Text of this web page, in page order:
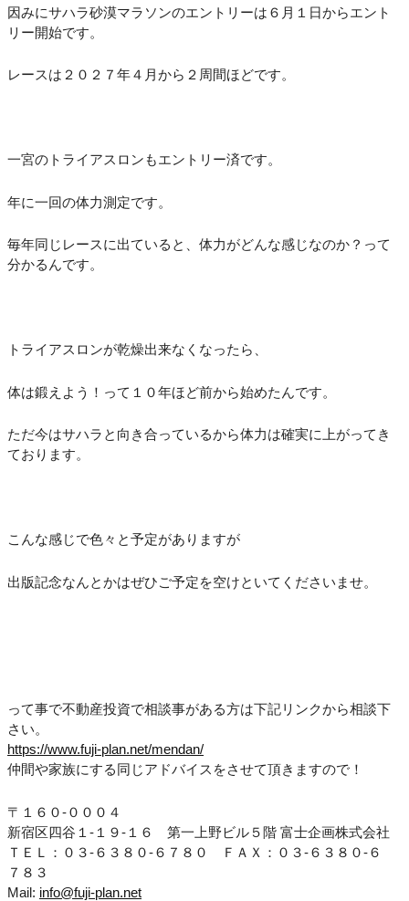
因みにサハラ砂漠マラソンのエントリーは６月１日からエント
リー開始です。
レースは２０２７年４月から２周間ほどです。
一宮のトライアスロンもエントリー済です。
年に一回の体力測定です。
毎年同じレースに出ていると、体力がどんな感じなのか？って
分かるんです。
トライアスロンが乾燥出来なくなったら、
体は鍛えよう！って１０年ほど前から始めたんです。
ただ今はサハラと向き合っているから体力は確実に上がってき
ております。
こんな感じで色々と予定がありますが
出版記念なんとかはぜひご予定を空けといてくださいませ。
って事で不動産投資で相談事がある方は下記リンクから相談下
さい。
https://www.fuji-plan.net/mendan/
仲間や家族にする同じアドバイスをさせて頂きますので！
〒１６０-０００４
新宿区四谷１-１９-１６ 第一上野ビル５階 富士企画株式会社
ＴＥＬ：０３-６３８０-６７８０ ＦＡＸ：０３-６３８０-６
７８３
Mail: info@fuji-plan.net